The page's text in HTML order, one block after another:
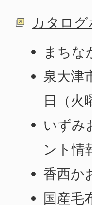
カタログ
まちな
泉大津
日（火
いずみ
ント情
香西か
国産毛